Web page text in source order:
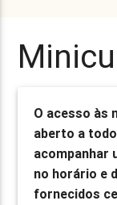
O acesso às
aberto a
acompanhar
no horário e
fornecidos